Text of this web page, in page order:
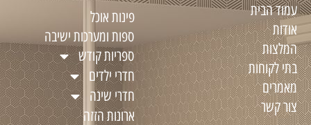
עמוד הבית
אודות
המלצות
בתי לקוחות
מאמרים
צור קשר
פינות אוכל
ספות ומערכות ישיבה
ספריות קודש
חדרי ילדים
חדרי שינה
ארונות הזזה